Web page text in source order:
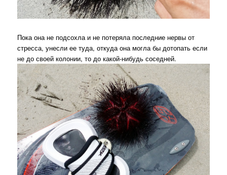
Пока она не подсохла и не потеряла последние нервы от
стресса, унесли ее туда, откуда она могла бы дотопать если
не до своей колонии, то до какой-нибудь соседней.